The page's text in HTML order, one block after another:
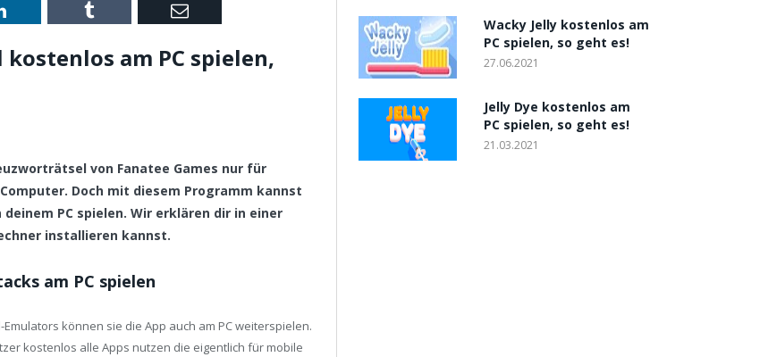
LinkedIn Tumblr Email
am PC spielen,
von Fanatee Games nur für
Doch mit diesem Programm kannst
PC spielen. Wir erklären dir in einer
installieren kannst.
am PC spielen
können sie die App auch am PC weiterspielen.
kostenlos alle Apps nutzen die eigentlich für mobile
Wacky Jelly kostenlos am
PC spielen, so geht es!
27.06.2021
Jelly Dye kostenlos am
PC spielen, so geht es!
21.03.2021